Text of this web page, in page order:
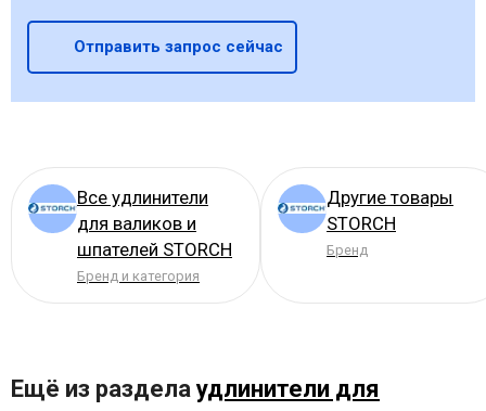
Отправить запрос сейчас
Все удлинители
для валиков и
шпателей STORCH
Бренд и категория
Другие товары
STORCH
Бренд
Ещё из разделаудлинители для